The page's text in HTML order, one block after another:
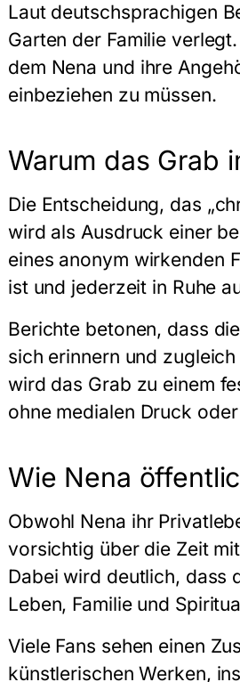
Laut deutschsprachigen
Garten der Familie
dem Nena und ihre
einbeziehen zu müssen.
Warum das Grab
Die Entscheidung, das
wird als Ausdruck einer
eines anonym wirkenden
ist und jederzeit in Ruhe
Berichte betonen, dass
sich erinnern und
wird das Grab zu einem
ohne medialen Druck
Wie Nena
Obwohl Nena ihr
vorsichtig über die Zeit
Dabei wird deutlich, dass
Leben, Familie und
Viele Fans sehen einen
künstlerischen Werken,